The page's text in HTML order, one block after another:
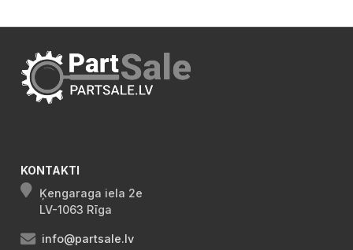
KONTAKTI
Ķengaraga iela 2e
LV-1063 Rīga
info@partsale.lv